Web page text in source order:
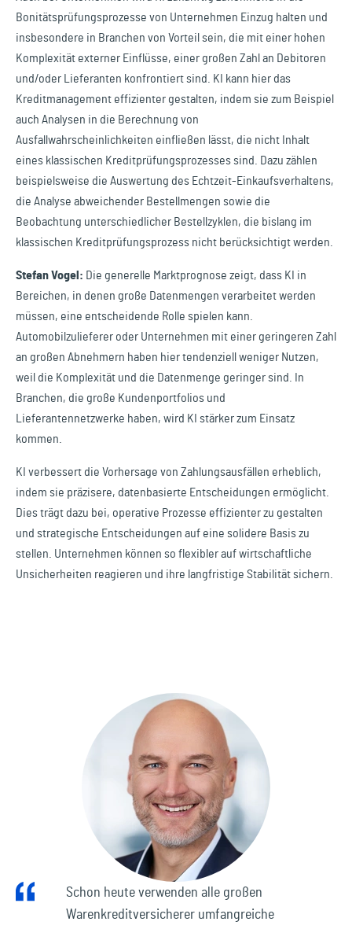
Bonitätsprüfungsprozesse von Unternehmen Einzug halten und
insbesondere in Branchen von Vorteil sein, die mit einer hohen
Komplexität externer Einflüsse, einer großen Zahl an Debitoren
und/oder Lieferanten konfrontiert sind. KI kann hier das
Kreditmanagement effizienter gestalten, indem sie zum Beispiel
auch Analysen in die Berechnung von
Ausfallwahrscheinlichkeiten einfließen lässt, die nicht Inhalt
eines klassischen Kreditprüfungsprozesses sind. Dazu zählen
beispielsweise die Auswertung des Echtzeit-Einkaufsverhaltens,
die Analyse abweichender Bestellmengen sowie die
Beobachtung unterschiedlicher Bestellzyklen, die bislang im
klassischen Kreditprüfungsprozess nicht berücksichtigt werden.
Stefan Vogel: Die generelle Marktprognose zeigt, dass KI in
Bereichen, in denen große Datenmengen verarbeitet werden
müssen, eine entscheidende Rolle spielen kann.
Automobilzulieferer oder Unternehmen mit einer geringeren Zahl
an großen Abnehmern haben hier tendenziell weniger Nutzen,
weil die Komplexität und die Datenmenge geringer sind. In
Branchen, die große Kundenportfolios und
Lieferantennetzwerke haben, wird KI stärker zum Einsatz
kommen.
KI verbessert die Vorhersage von Zahlungsausfällen erheblich,
indem sie präzisere, datenbasierte Entscheidungen ermöglicht.
Dies trägt dazu bei, operative Prozesse effizienter zu gestalten
und strategische Entscheidungen auf eine solidere Basis zu
stellen. Unternehmen können so flexibler auf wirtschaftliche
Unsicherheiten reagieren und ihre langfristige Stabilität sichern.
Schon heute verwenden alle großen
Warenkreditversicherer umfangreiche